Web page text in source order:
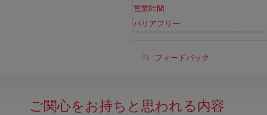
営業時間
バリアフリー
フ
ド
フィードバック
ご関心をお持ちと思われる内容